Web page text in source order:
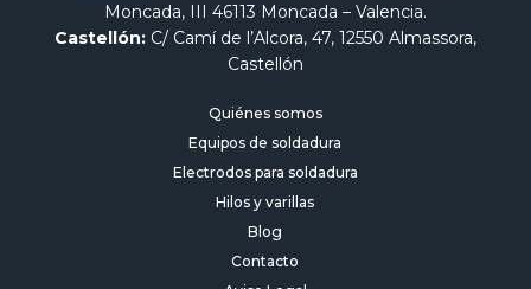
Quiénes somos
Equipos de soldadura
Electrodos para soldadura
Hilos y varillas
Blog
Contacto
Moncada, III 46113 Moncada – Valencia.
Castellón:C/ Camí de l’Alcora, 47, 12550 Almassora,
Castellón